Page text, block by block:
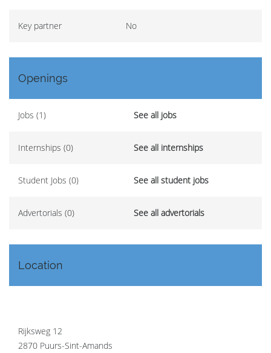
Key partner No
Openings
Jobs (1) See all jobs
Internships (0) See all internships
Student Jobs (0) See all student jobs
Advertorials (0) See all advertorials
Location
Rijksweg 12
2870 Puurs-Sint-Amands